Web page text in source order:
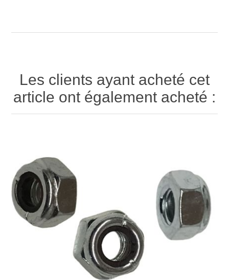
Les clients ayant acheté cet
article ont également acheté :